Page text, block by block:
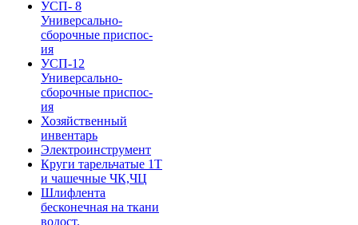
УСП- 8
Универсально-
сборочные приспос-
ия
УСП-12
Универсально-
сборочные приспос-
ия
Хозяйственный
инвентарь
Электроинструмент
Круги тарельчатые 1Т
и чашечные ЧК,ЧЦ
Шлифлента
бесконечная на ткани
водост.